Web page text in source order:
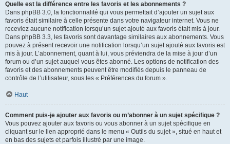
Quelle est la différence entre les favoris et les abonnements ?
Dans phpBB 3.0, la fonctionnalité qui vous permettait d’ajouter un sujet aux
favoris était similaire à celle présente dans votre navigateur internet. Vous ne
receviez aucune notification lorsqu’un sujet ajouté aux favoris était mis à jour.
Dans phpBB 3.3, les favoris sont davantage similaires aux abonnements. Vous
pouvez à présent recevoir une notification lorsqu’un sujet ajouté aux favoris est
mis à jour. L’abonnement, quant à lui, vous préviendra de la mise à jour d’un
forum ou d’un sujet auquel vous êtes abonné. Les options de notification des
favoris et des abonnements peuvent être modifiés depuis le panneau de
contrôle de l’utilisateur, sous les « Préférences du forum ».
Haut
Comment puis-je ajouter aux favoris ou m’abonner à un sujet spécifique ?
Vous pouvez ajouter aux favoris ou vous abonner à un sujet spécifique en
cliquant sur le lien approprié dans le menu « Outils du sujet », situé en haut et
en bas des sujets et parfois illustré par une image.